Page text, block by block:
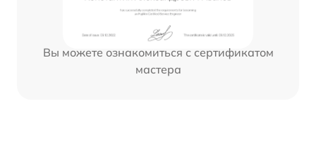
Вы можете ознакомиться с сертификатом
мастера